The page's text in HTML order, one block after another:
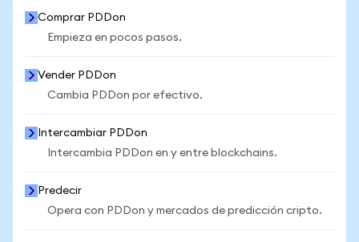
Comprar PDDon
Empieza en pocos pasos.
Vender PDDon
Cambia PDDon por efectivo.
Intercambiar PDDon
Intercambia PDDon en y entre blockchains.
Predecir
Opera con PDDon y mercados de predicción cripto.